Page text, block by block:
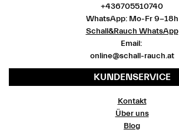
+436705510740
WhatsApp: Mo-Fr 9-18h
Schall&Rauch WhatsApp
Email:
online@schall-rauch.at
KUNDENSERVICE
Kontakt
Über uns
Blog